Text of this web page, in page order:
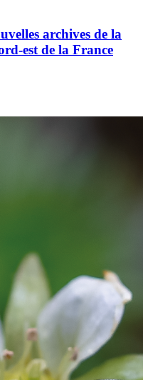
archives de la
est de la France